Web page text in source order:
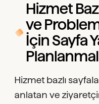
Hizmet
ve
İçin Sayfa
Hizmet bazlı
anlatan ve